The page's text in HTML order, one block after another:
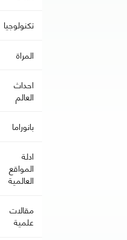
تكنولوجيا
المراة
احداث
العالم
بانوراما
ادلة
المواقع
العالمية
مقالات
علمية